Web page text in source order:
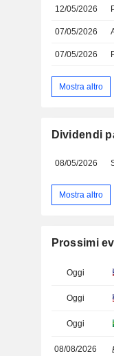
12/05/2026
07/05/2026
07/05/2026
Mostra altro
Dividendi
08/05/2026
Mostra altro
Prossimi
Oggi
Oggi
Oggi
08/08/2026